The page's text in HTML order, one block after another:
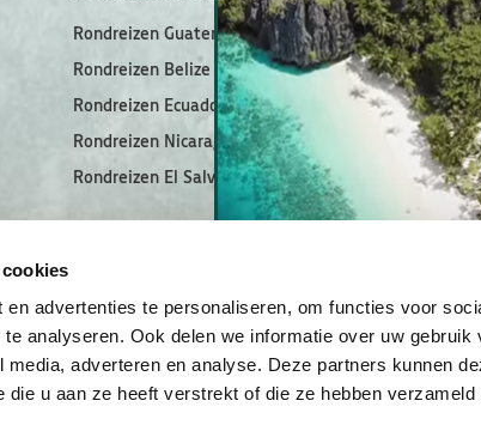
advertenties te personaliseren, om functies voor
analyseren. Ook delen we informatie over uw gebruik
adverteren en analyse. Deze partners kunnen
die u aan ze heeft verstrekt of die ze hebben verzameld
Rondreizen Guatemala
Rondreizen Belize
Rondreizen Ecuador
Rondreizen Nicaragua
Rondreizen El Salvador
Dit zijn de
de Filipijnen!
De ultieme
National Park
Meerdaagse
TAO
De 7 mooiste
Guatemala
Ontdek
Ampat
El Nido & de
ultieme